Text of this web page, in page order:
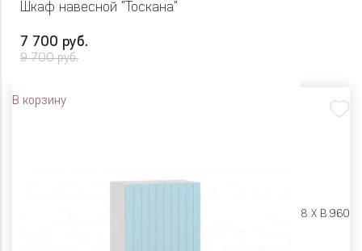
Шкаф навесной "Тоскана"
7 700 руб.
9 700 руб.
В корзину
Ш 600 X Г 318 X В 960